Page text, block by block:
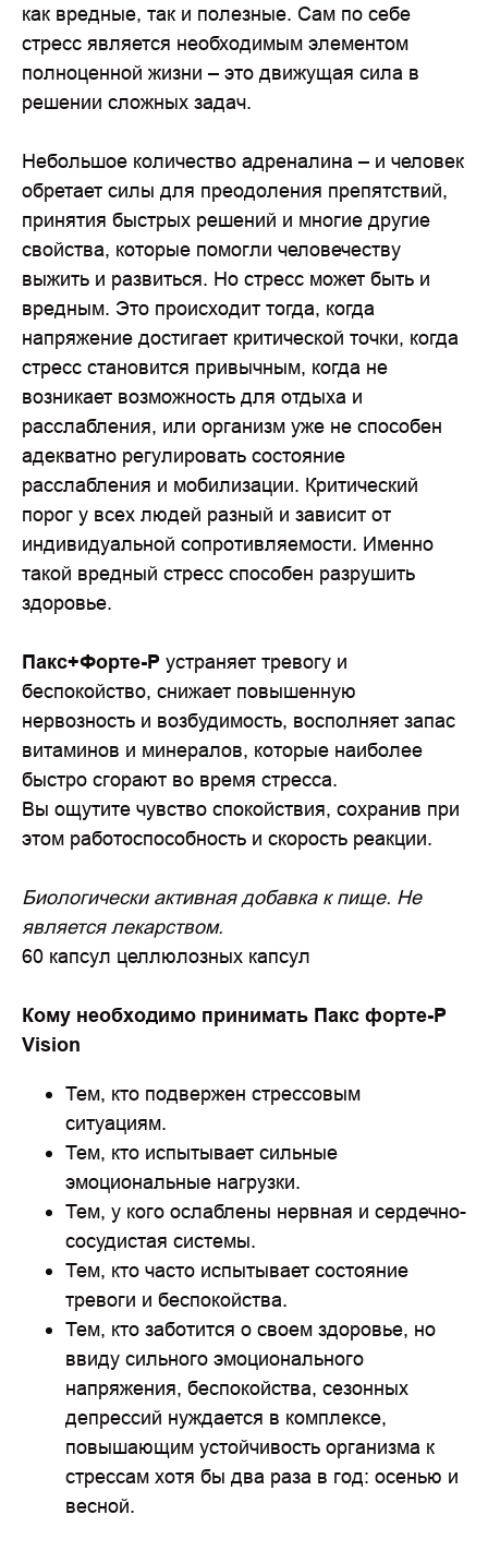
как вредные, так и полезные. Сам по себе
стресс является необходимым элементом
полноценной жизни – это движущая сила в
решении сложных задач.
Небольшое количество адреналина – и человек
обретает силы для преодоления препятствий,
принятия быстрых решений и многие другие
свойства, которые помогли человечеству
выжить и развиться. Но стресс может быть и
вредным. Это происходит тогда, когда
напряжение достигает критической точки, когда
стресс становится привычным, когда не
возникает возможность для отдыха и
расслабления, или организм уже не способен
адекватно регулировать состояние
расслабления и мобилизации. Критический
порог у всех людей разный и зависит от
индивидуальной сопротивляемости. Именно
такой вредный стресс способен разрушить
здоровье.
Пакс+Форте-Р устраняет тревогу и
беспокойство, снижает повышенную
нервозность и возбудимость, восполняет запас
витаминов и минералов, которые наиболее
быстро сгорают во время стресса.
Вы ощутите чувство спокойствия, сохранив при
этом работоспособность и скорость реакции.
Биологически активная добавка к пище. Не
является лекарством.
60 капсул целлюлозных капсул
Кому необходимо принимать Пакс форте-Р
Vision
Тем, кто подвержен стрессовым
ситуациям.
Тем, кто испытывает сильные
эмоциональные нагрузки.
Тем, у кого ослаблены нервная и сердечно-
сосудистая системы.
Тем, кто часто испытывает состояние
тревоги и беспокойства.
Тем, кто заботится о своем здоровье, но
ввиду сильного эмоционального
напряжения, беспокойства, сезонных
депрессий нуждается в комплексе,
повышающим устойчивость организма к
стрессам хотя бы два раза в год: осенью и
весной.